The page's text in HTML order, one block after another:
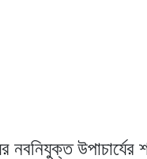
নবনিযুক্ত উপাচার্যের